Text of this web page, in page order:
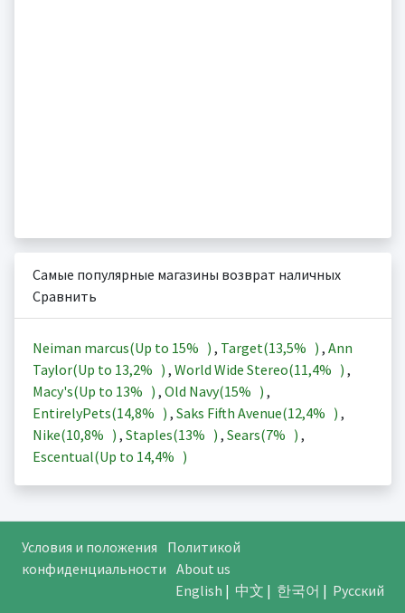
Самые популярные магазины возврат наличных
Сравнить
Neiman marcus(Up to 15% ) , Target(13,5% ) , Ann
Taylor(Up to 13,2% ) , World Wide Stereo(11,4% ) ,
Macy's(Up to 13% ) , Old Navy(15% ) ,
EntirelyPets(14,8% ) , Saks Fifth Avenue(12,4% ) ,
Nike(10,8% ) , Staples(13% ) , Sears(7% ) ,
Escentual(Up to 14,4% )
Условия и положения
Политикой
конфиденциальности About us
English | 中文 | 한국어 | Русский